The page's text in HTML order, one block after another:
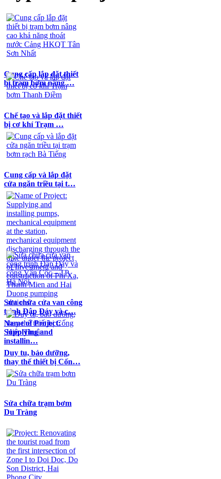
Cung cấp lắp đặt thiết
bị trạm bơm nâng …
Chế tạo và lắp đặt thiết
bị cơ khí Trạm …
Cung cấp và lắp đặt
cửa ngăn triều tại t…
Name of Project:
Supplying and
installin…
Sửa chữa cửa van công
trình Đập Đáy và c…
Duy tu, bảo dưỡng,
thay thế thiết bị Cốn…
Sửa chữa trạm bơm
Du Tràng